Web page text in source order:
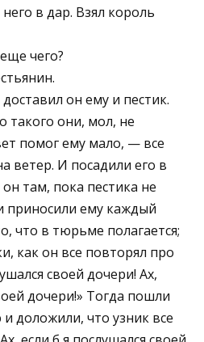
в дар. Взял король
чего?
он ему и пестик.
такого они, мол, не
помог ему мало, — все
ветер. И посадили его в
там, пока пестика не
ему каждый
что в тюрьме полагается;
как он все повторял про
своей дочери! Ах,
дочери!» Тогда пошли
доложили, что узник все